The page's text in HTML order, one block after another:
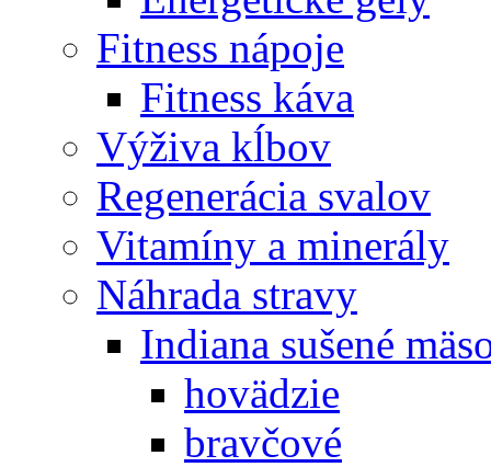
Fitness nápoje
Fitness káva
Výživa kĺbov
Regenerácia svalov
Vitamíny a minerály
Náhrada stravy
Indiana sušené
hovädzie
bravčové